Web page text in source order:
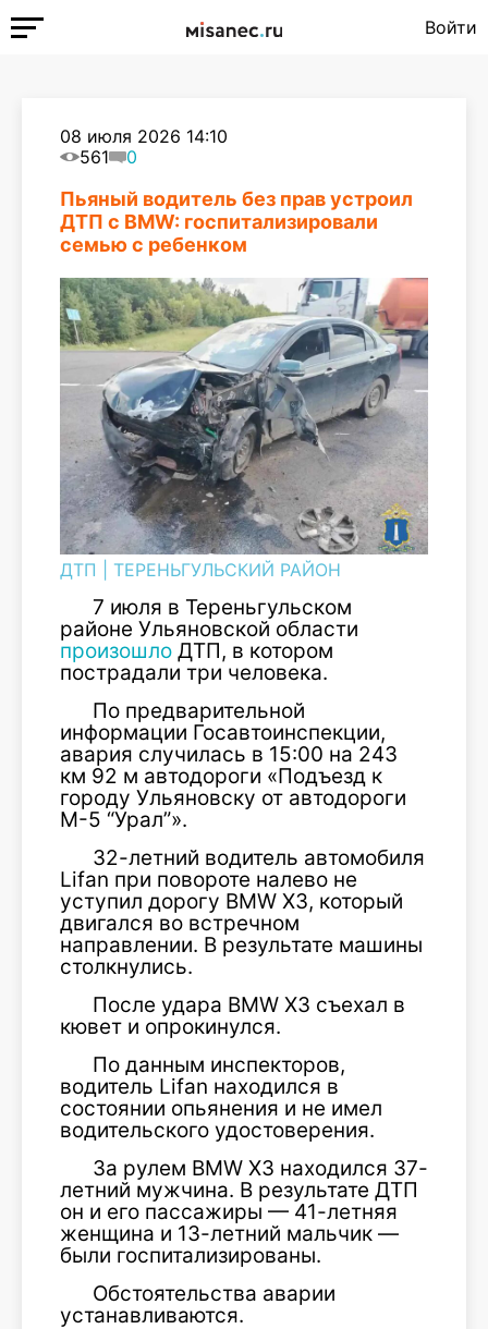
Войти
08 июля 2026 14:10
561
0
Пьяный водитель без прав устроил
ДТП с BMW: госпитализировали
семью с ребенком
ДТП ТЕРЕНЬГУЛЬСКИЙ РАЙОН
7 июля в Тереньгульском
районе Ульяновской области
произошло ДТП, в котором
пострадали три человека.
По предварительной
информации Госавтоинспекции,
авария случилась в 15:00 на 243
км 92 м автодороги «Подъезд к
городу Ульяновску от автодороги
М-5 “Урал”».
32-летний водитель автомобиля
Lifan при повороте налево не
уступил дорогу BMW X3, который
двигался во встречном
направлении. В результате машины
столкнулись.
После удара BMW X3 съехал в
кювет и опрокинулся.
По данным инспекторов,
водитель Lifan находился в
состоянии опьянения и не имел
водительского удостоверения.
За рулем BMW X3 находился 37-
летний мужчина. В результате ДТП
он и его пассажиры — 41-летняя
женщина и 13-летний мальчик —
были госпитализированы.
Обстоятельства аварии
устанавливаются.